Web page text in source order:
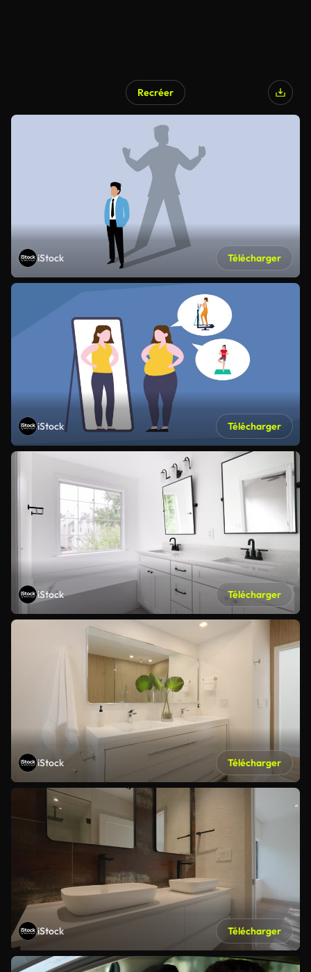
Recréer
iStock Télécharger
iStock Télécharger
iStock Télécharger
iStock Télécharger
iStock Télécharger